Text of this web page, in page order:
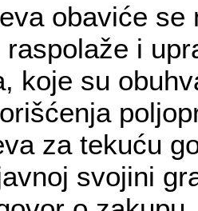
obaviće
i
koje su
za tekuću
svojini